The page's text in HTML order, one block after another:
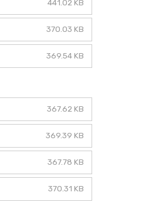
441.02 KB
370.03 KB
369.54 KB
367.62 KB
369.39 KB
367.78 KB
370.31 KB